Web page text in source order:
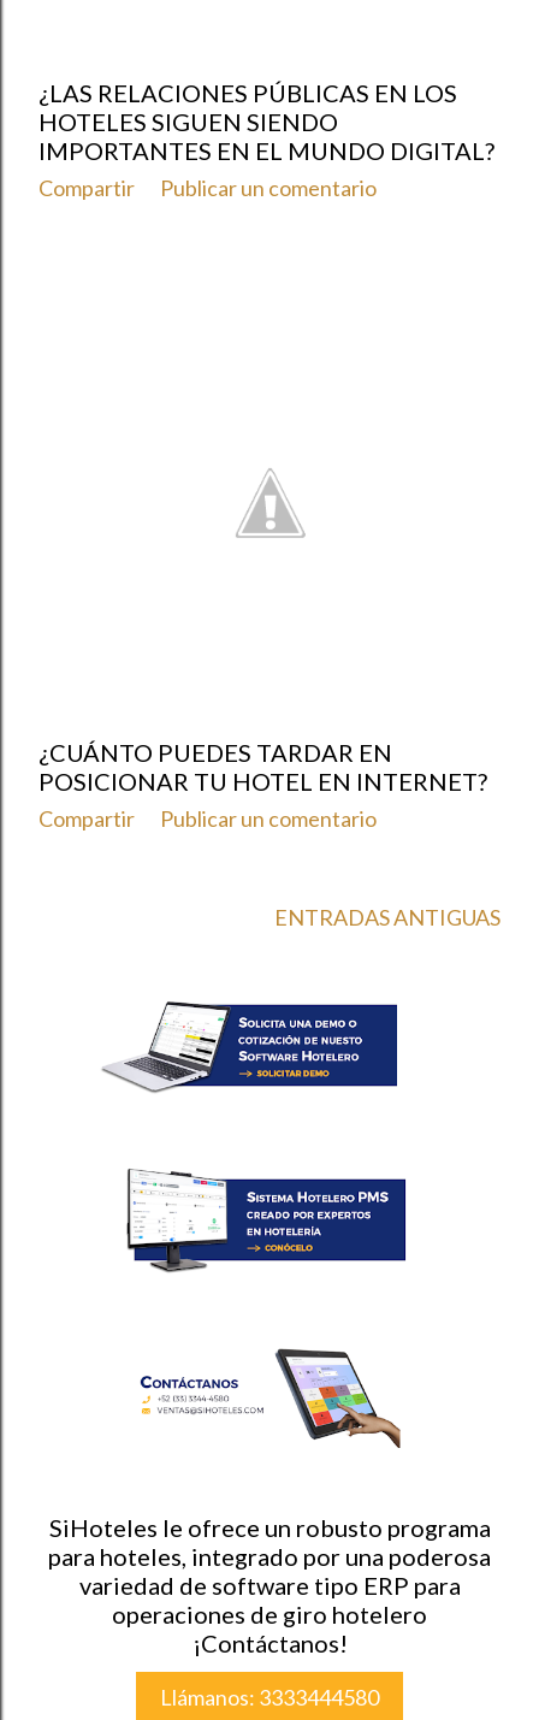
¿LAS RELACIONES PÚBLICAS EN LOS
HOTELES SIGUEN SIENDO
IMPORTANTES EN EL MUNDO DIGITAL?
Compartir Publicar un comentario
¿CUÁNTO PUEDES TARDAR EN
POSICIONAR TU HOTEL EN INTERNET?
Compartir Publicar un comentario
ENTRADAS ANTIGUAS
SiHoteles le ofrece un robusto programa
para hoteles, integrado por una poderosa
variedad de software tipo ERP para
operaciones de giro hotelero
¡Contáctanos!
Llámanos: 3333444580